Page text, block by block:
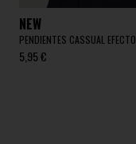
NEW
PENDIENTES CASSUAL EFECTO
5,95 €